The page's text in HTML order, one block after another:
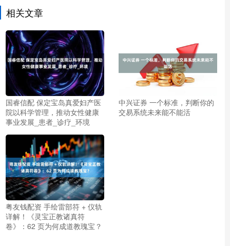
相关文章
国睿信配 保定宝岛真爱妇产医
院以科学管理，推动女性健康
事业发展_患者_诊疗_环境
中兴证券 一个标准，判断你的
交易系统未来能不能活
粤友钱配资 手绘雷部符 + 仪轨
详解！《灵宝正教诸真符
卷》：62 页为何成道教瑰宝？